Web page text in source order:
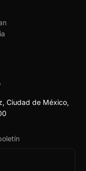
Ciudad de México,